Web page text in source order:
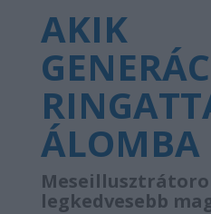
AKIK
ÁLOMBA
legkedvesebb